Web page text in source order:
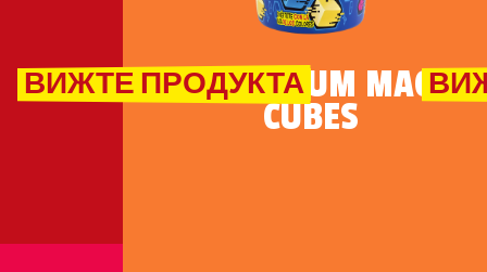
BUBBLE GUM MAGIC
CUBES
ВИЖТЕ ПРОДУКТА